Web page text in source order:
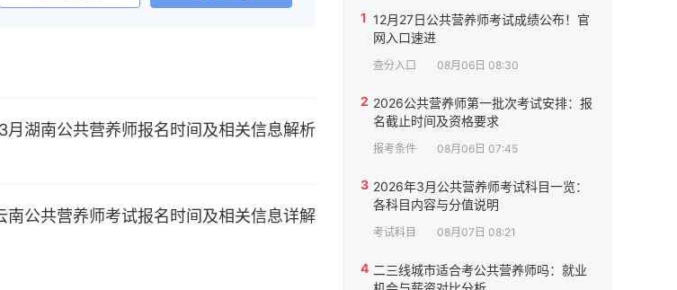
1 12月27日公共营养师考试成绩公布！官
网入口速进
查分入口 08月06日 08:30
2 2026公共营养师第一批次考试安排：报
名截止时间及资格要求
报考条件 08月06日 07:45
3 2026年3月公共营养师考试科目一览：
各科目内容与分值说明
考试科目 08月07日 08:21
4 二三线城市适合考公共营养师吗：就业